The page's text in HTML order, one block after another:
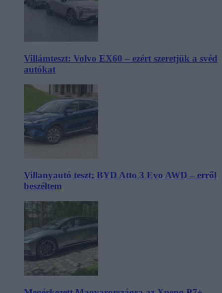
Villámteszt: Volvo EX60 – ezért szeretjük a svéd
autókat
Villanyautó teszt: BYD Atto 3 Evo AWD – erről
beszéltem